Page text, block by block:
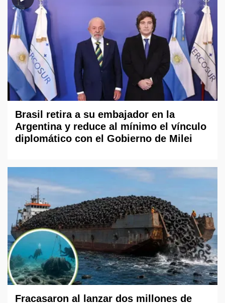
Brasil retira a su embajador en la
Argentina y reduce al mínimo el vínculo
diplomático con el Gobierno de Milei
Fracasaron al lanzar dos millones de